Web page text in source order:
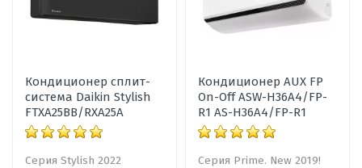
Кондиционер сплит-
система Daikin Stylish
FTXA25BB/RXA25A
Серия Stylish 2022
Кондиционер AUX FP
On-Off ASW-H36A4/FP-
R1 AS-H36A4/FP-R1
Серия Prime. New 2019!